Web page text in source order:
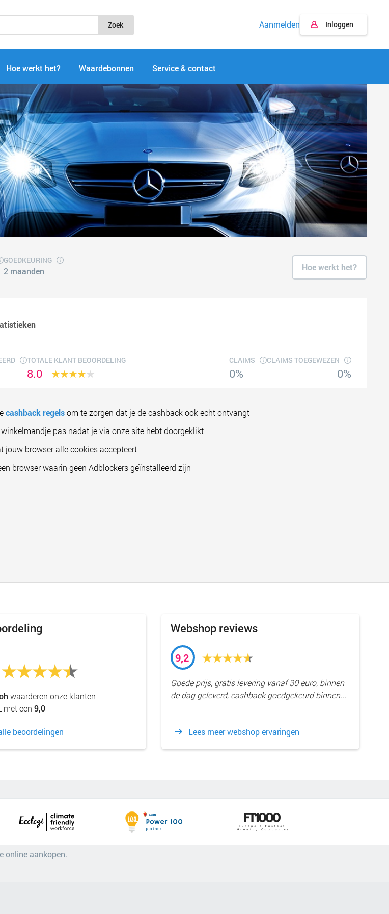
Zoek Aanmelden Inloggen
Hoe werkt het? Waardebonnen Service & contact
GOEDKEURING
2 maanden Hoe werkt het?
TOTALE KLANT BEOORDELING
8.0
CLAIMS
0%
CLAIMS TOEGEWEZEN
0%
cashback regelsom te zorgen dat je de cashback ook echt ontvangt
pas nadat je via onze site hebt doorgeklikt
jouw browser alle cookies accepteert
browser waarin geen Adblockers geïnstalleerd zijn
waarderen onze klanten
met een9,0
beoordelingen
Webshop reviews
9,2
Goede prijs, gratis levering vanaf 30 euro, binnen
de dag geleverd, cashback goedgekeurd binnen...
Lees meer webshop ervaringen
online aankopen.